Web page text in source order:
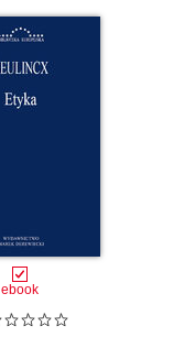
ebook